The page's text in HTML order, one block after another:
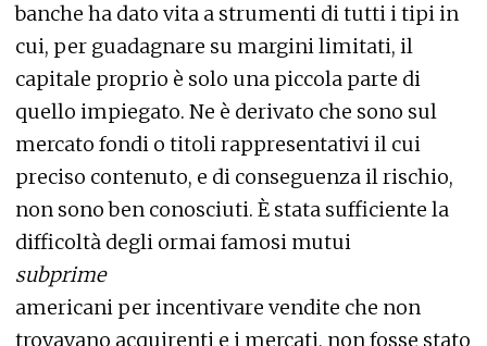
banche ha dato vita a strumenti di tutti i tipi in
cui, per guadagnare su margini limitati, il
capitale proprio è solo una piccola parte di
quello impiegato. Ne è derivato che sono sul
mercato fondi o titoli rappresentativi il cui
preciso contenuto, e di conseguenza il rischio,
non sono ben conosciuti. È stata sufficiente la
difficoltà degli ormai famosi mutui
subprime
americani per incentivare vendite che non
trovavano acquirenti e i mercati, non fosse stato